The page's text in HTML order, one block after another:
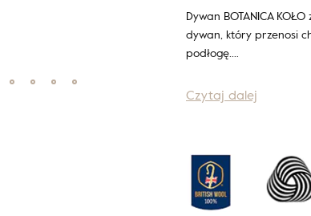
jasny
szary
koło
Dywan BOTANICA
dywan, który przenosi
podłogę.…
Czytaj dalej